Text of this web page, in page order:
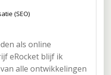
(SEO)
als online
eRocket blijf ik
alle ontwikkelingen